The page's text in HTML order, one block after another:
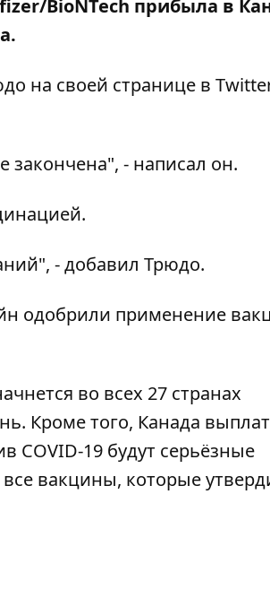
BioNTech прибыла в
на своей странице в Twitter
закончена", - написал он.
- добавил Трюдо.
одобрили применение
во всех 27 странах
. Кроме того, Канада
19 будут серьёзные
вакцины, которые